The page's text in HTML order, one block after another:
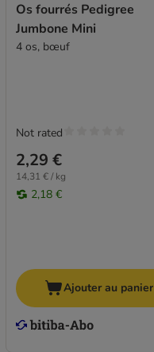
Os fourrés Pedigree
Jumbone Mini
4 os, bœuf
2,29 €
14,31 € / kg
2,18 €
Not rated
Ajouter au panier